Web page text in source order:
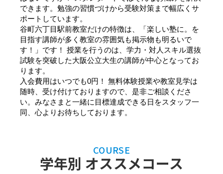
できます。勉強の習慣づけから受験対策まで幅広くサ
ポートしています。
谷町六丁目駅前教室だけの特徴は、「楽しい塾に。を
目指す講師が多く教室の雰囲気も掲示物も明るいで
す！」です！ 授業を行うのは、学力・対人スキル選抜
試験を突破した大阪公立大生の講師が中心となってお
ります。
入会費用はいつでも0円！ 無料体験授業や教室見学は
随時、受け付けておりますので、是非ご相談くださ
い。みなさまと一緒に目標達成できる日をスタッフ一
同、心よりお待ちしております。
COURSE
学年別 オススメコース